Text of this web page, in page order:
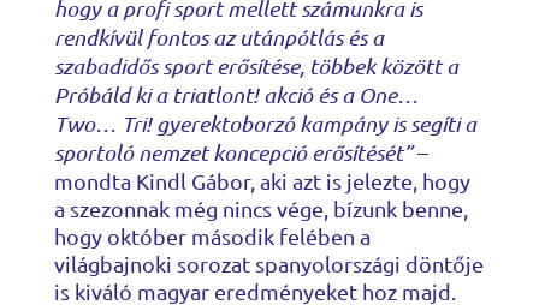
hogy a profi sport mellett számunkra is
rendkívül fontos az utánpótlás és a
szabadidős sport erősítése, többek között a
Próbáld ki a triatlont! akció és a One…
Two… Tri! gyerektoborzó kampány is segíti a
sportoló nemzet koncepció erősítését”–
mondta Kindl Gábor, aki azt is jelezte, hogy
a szezonnak még nincs vége, bízunk benne,
hogy október második felében a
világbajnoki sorozat spanyolországi döntője
is kiváló magyar eredményeket hoz majd.